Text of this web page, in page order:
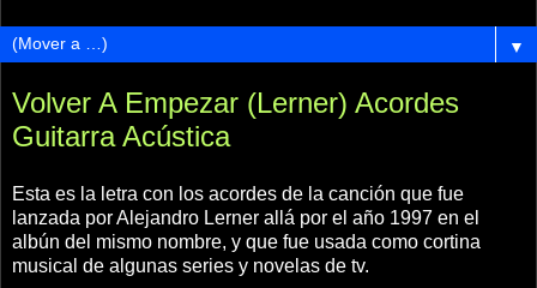
▼
Volver A Empezar (Lerner) Acordes
Guitarra Acústica
Esta es la letra con los acordes de la canción que fue
lanzada por Alejandro Lerner allá por el año 1997 en el
albún del mismo nombre, y que fue usada como cortina
musical de algunas series y novelas de tv.